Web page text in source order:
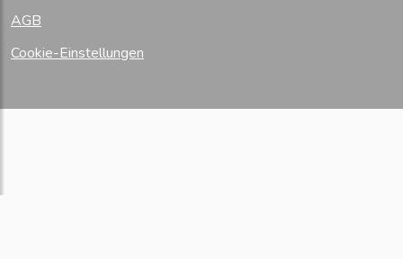
AGB
Cookie-Einstellungen